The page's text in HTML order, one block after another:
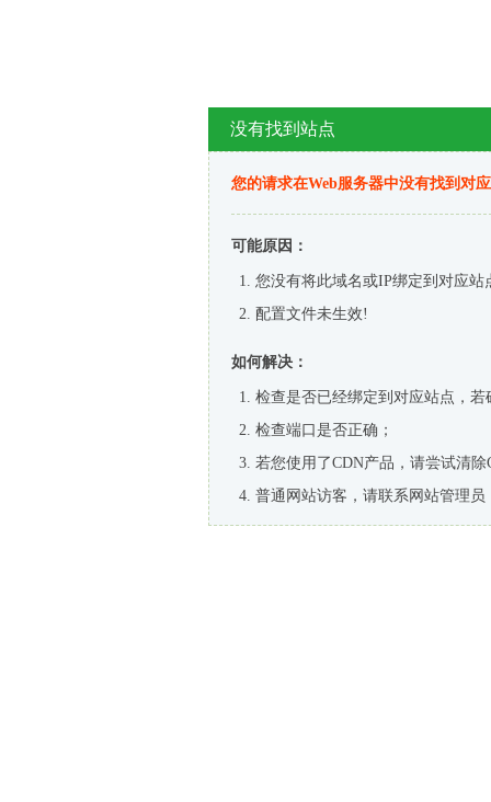
没有找到站点
您的请求在Web服务器中没有找到对
可能原因：
您没有将此域名或IP绑定到对应站
配置文件未生效!
如何解决：
检查是否已经绑定到对应站点，
检查端口是否正确；
若您使用了CDN产品，请尝试清除
普通网站访客，请联系网站管理员